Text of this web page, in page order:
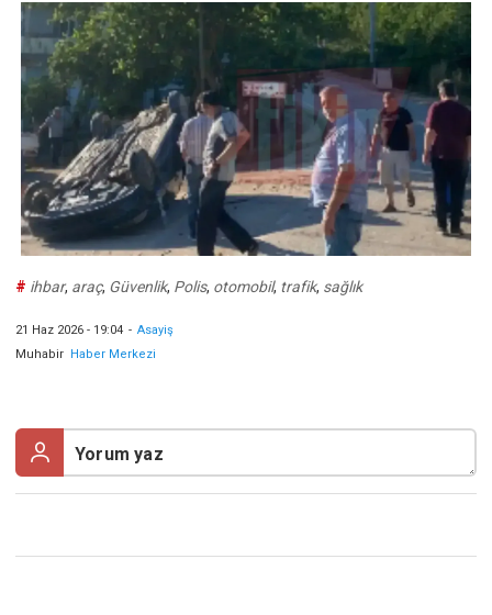
# ihbar, araç, Güvenlik, Polis, otomobil, trafik, sağlık
21 Haz 2026 - 19:04 - Asayiş
Muhabir Haber Merkezi